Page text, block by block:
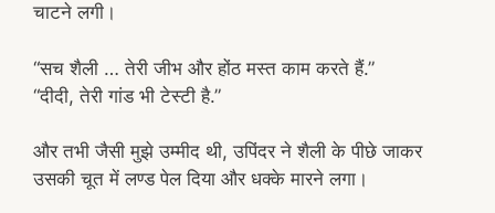
चाटने लगी।
“सच शैली … तेरी जीभ और होंठ मस्त काम करते हैं.”
“दीदी, तेरी गांड भी टेस्टी है.”
और तभी जैसी मुझे उम्मीद थी, उपिंदर ने शैली के पीछे जाकर
उसकी चूत में लण्ड पेल दिया और धक्के मारने लगा।